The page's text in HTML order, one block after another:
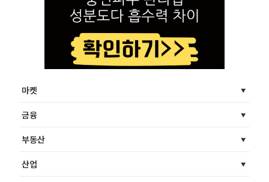
마켓
금융
부동산
산업